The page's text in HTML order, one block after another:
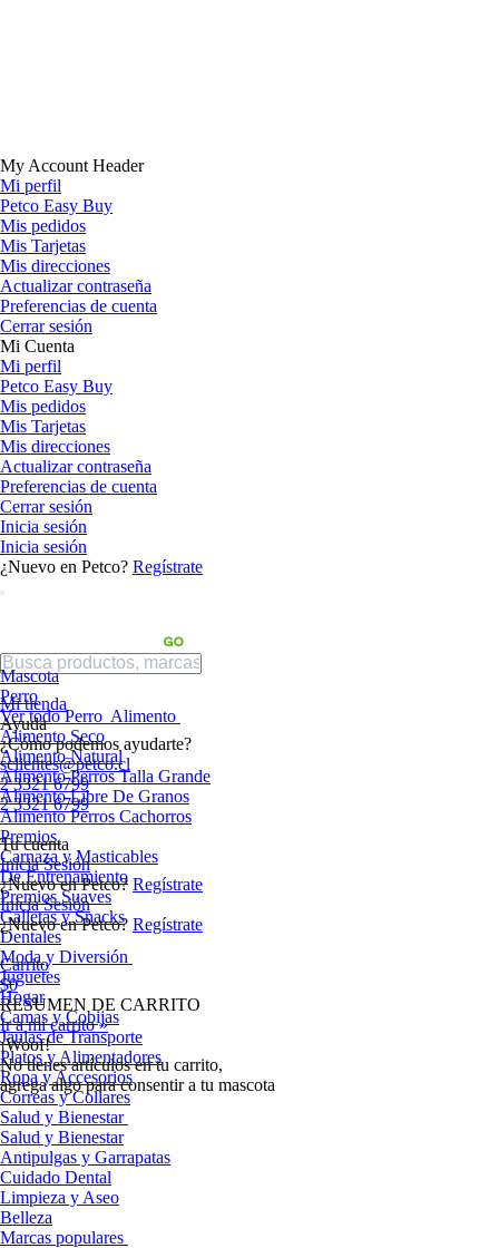
My Account Header
Mi perfil
Petco Easy Buy
Mis pedidos
Mis Tarjetas
Mis direcciones
Actualizar contraseña
Preferencias de cuenta
Cerrar sesión
Mi Cuenta
Mi perfil
Petco Easy Buy
Mis pedidos
Mis Tarjetas
Mis direcciones
Actualizar contraseña
Preferencias de cuenta
Cerrar sesión
Inicia sesión
Inicia sesión
¿Nuevo en Petco? Regístrate
Mi tienda
Ayuda
¿Cómo podemos ayudarte?
sclientes@petco.cl
2 3321 6799
2 3321 6799
Tu cuenta
Inicia Sesión
¿Nuevo en Petco? Regístrate
Inicia Sesión
¿Nuevo en Petco? Regístrate
Carrito
$0
RESUMEN DE CARRITO
Ir a mi carrito »
¡Woof!
No tíenes artículos en tu carrito,
agrega algo para consentir a tu mascota
Mascota
Perro
Ver todo Perro Alimento
Alimento Seco
Alimento Natural
Alimento Perros Talla Grande
Alimento Libre De Granos
Alimento Perros Cachorros
Premios
Carnaza y Masticables
De Entrenamiento
Premios Suaves
Galletas y Snacks
Dentales
Moda y Diversión
Juguetes
Hogar
Camas y Cobijas
Jaulas de Transporte
Platos y Alimentadores
Ropa y Accesorios
Correas y Collares
Salud y Bienestar
Salud y Bienestar
Antipulgas y Garrapatas
Cuidado Dental
Limpieza y Aseo
Belleza
Marcas populares